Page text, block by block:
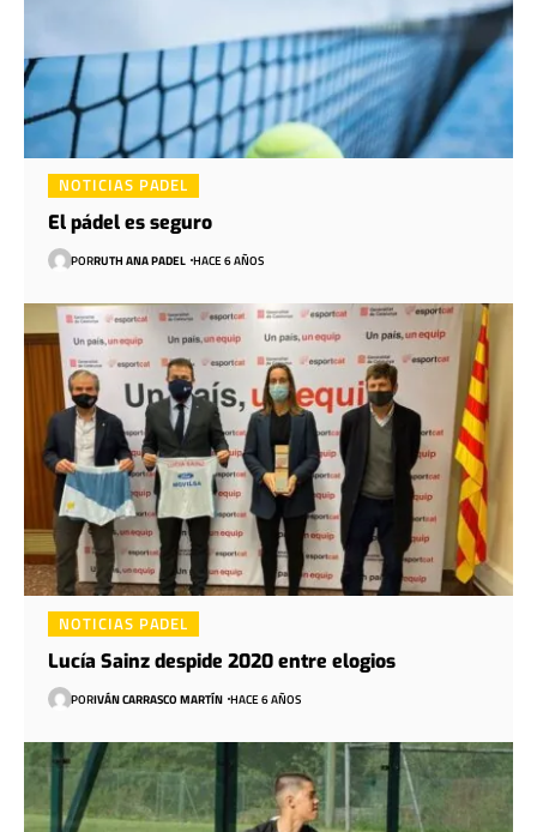
NOTICIAS PADEL
El pádel es seguro
PORRUTH ANA PADEL HACE 6 AÑOS
NOTICIAS PADEL
Lucía Sainz despide 2020 entre elogios
PORIVÁN CARRASCO MARTÍN HACE 6 AÑOS